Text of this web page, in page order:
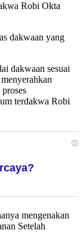
Robi Okta
dakwaan yang
dakwaan sesuai
terdakwa Robi
ⓘ
mengenakan
Setelah